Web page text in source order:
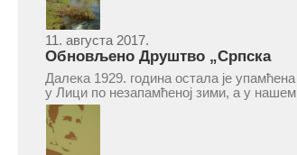
11. августа 2017.
Обновљено Друштво „Српска
народна читаоница и књижница“
у Врепцу
Далека 1929. година остала је упамћена
у Лици по незапамћеној зими, а у нашем
Врепцу и по оснивању Друштва „Српска
народна читаоница и књижница у
Врепцу“. Потакнути потребом за
културним и духовним уздизањем